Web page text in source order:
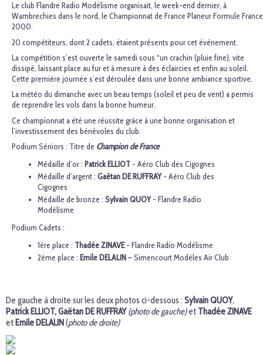
Le club Flandre Radio Modélisme organisait, le week-end dernier, à
Wambrechies dans le nord, le Championnat de France Planeur Formule France
2000.
20 compétiteurs, dont 2 cadets, étaient présents pour cet évènement.
La compétition s’est ouverte le samedi sous “un crachin (pluie fine), vite
dissipé, laissant place au fur et à mesure à des éclaircies et enfin au soleil.
Cette première journée s’est déroulée dans une bonne ambiance sportive.
La météo du dimanche avec un beau temps (soleil et peu de vent) a permis
de reprendre les vols dans la bonne humeur.
Ce championnat a été une réussite grâce à une bonne organisation et
l’investissement des bénévoles du club.
Podium Séniors : Titre de Champion de France
Médaille d’or : Patrick ELLIOT - Aéro Club des Cigognes
Médaille d’argent : Gaëtan DE RUFFRAY- Aéro Club des
Cigognes
Médaille de bronze : Sylvain QUOY- Flandre Radio
Modélisme
Podium Cadets :
1ère place : Thadée ZINAVE- Flandre Radio Modélisme
2ème place : Emile DELALIN– Simencourt Modèles Air Club
De gauche à droite sur les deux photos ci-dessous : Sylvain QUOY,
Patrick ELLIOT,Gaëtan DE RUFFRAY (photo de gauche)et Thadée ZINAVE
et Emile DELALIN(photo de droite)